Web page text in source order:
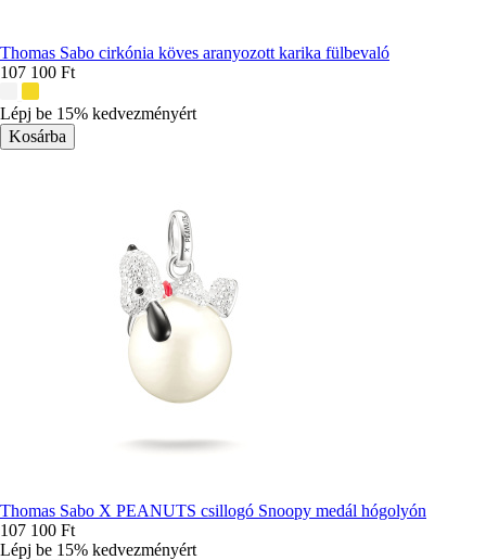
Thomas Sabo cirkónia köves aranyozott karika fülbevaló
107 100 Ft
színek:
Lépj be 15% kedvezményért
Thomas Sabo X PEANUTS csillogó Snoopy medál hógolyón
107 100 Ft
Lépj be 15% kedvezményért